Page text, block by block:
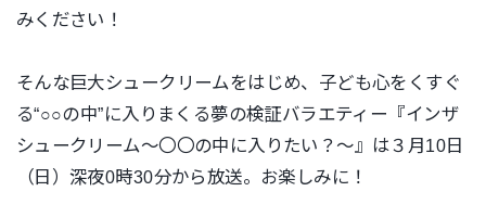
みください！
そんな巨大シュークリームをはじめ、子ども心をくすぐ
る“○○の中”に入りまくる夢の検証バラエティー『インザ
シュークリーム～〇〇の中に入りたい？～』は３月10日
（日）深夜0時30分から放送。お楽しみに！